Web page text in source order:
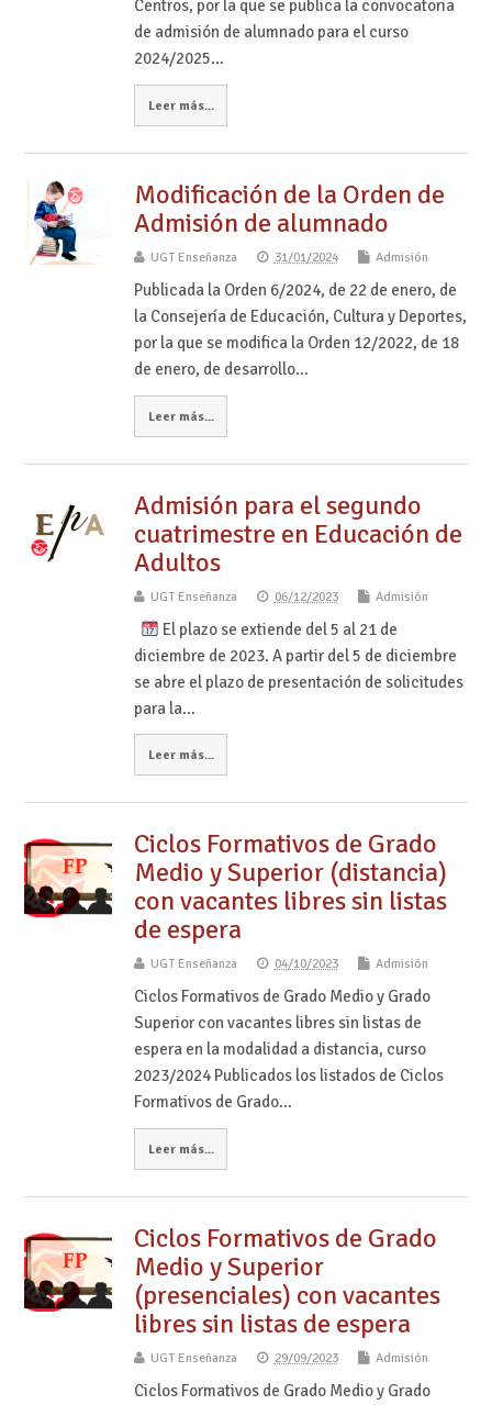
Centros, por la que se publica la convocatoria
de admisión de alumnado para el curso
2024/2025…
Leer más...
Modificación de la Orden de
Admisión de alumnado
UGT Enseñanza 31/01/2024 Admisión
Publicada la Orden 6/2024, de 22 de enero, de
la Consejería de Educación, Cultura y Deportes,
por la que se modifica la Orden 12/2022, de 18
de enero, de desarrollo…
Leer más...
Admisión para el segundo
cuatrimestre en Educación de
Adultos
UGT Enseñanza 06/12/2023 Admisión
El plazo se extiende del 5 al 21 de
diciembre de 2023. A partir del 5 de diciembre
se abre el plazo de presentación de solicitudes
para la…
Leer más...
Ciclos Formativos de Grado
Medio y Superior (distancia)
con vacantes libres sin listas
de espera
UGT Enseñanza 04/10/2023 Admisión
Ciclos Formativos de Grado Medio y Grado
Superior con vacantes libres sin listas de
espera en la modalidad a distancia, curso
2023/2024 Publicados los listados de Ciclos
Formativos de Grado…
Leer más...
Ciclos Formativos de Grado
Medio y Superior
(presenciales) con vacantes
libres sin listas de espera
UGT Enseñanza 29/09/2023 Admisión
Ciclos Formativos de Grado Medio y Grado